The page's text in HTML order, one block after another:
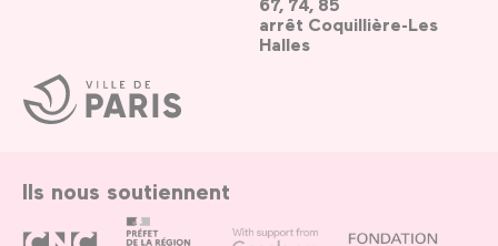
Ville
de
Paris
67, 74, 85
arrêt Coquillière-Les
Halles
Ils nous soutiennent